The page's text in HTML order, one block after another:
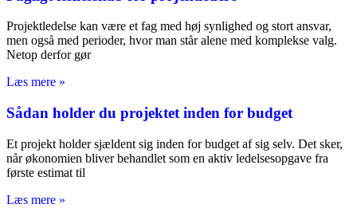
Projektledelse kan være et fag med høj synlighed og stort ansvar,
men også med perioder, hvor man står alene med komplekse valg.
Netop derfor gør
Læs mere »
Sådan holder du projektet inden for budget
Et projekt holder sjældent sig inden for budget af sig selv. Det sker,
når økonomien bliver behandlet som en aktiv ledelsesopgave fra
første estimat til
Læs mere »